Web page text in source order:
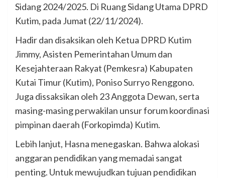
Sidang 2024/2025. Di Ruang Sidang Utama DPRD
Kutim, pada Jumat (22/11/2024).
Hadir dan disaksikan oleh Ketua DPRD Kutim
Jimmy, Asisten Pemerintahan Umum dan
Kesejahteraan Rakyat (Pemkesra) Kabupaten
Kutai Timur (Kutim), Poniso Surryo Renggono.
Juga dissaksikan oleh 23 Anggota Dewan, serta
masing-masing perwakilan unsur forum koordinasi
pimpinan daerah (Forkopimda) Kutim.
Lebih lanjut, Hasna menegaskan. Bahwa alokasi
anggaran pendidikan yang memadai sangat
penting. Untuk mewujudkan tujuan pendidikan